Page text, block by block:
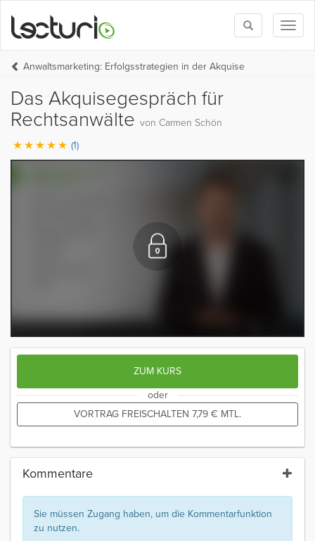
Toggle
search
Anwaltsmarketing: Erfolgsstrategien in der Akquise
Das Akquisegespräch für
Rechtsanwälte von Carmen Schön
(1)
ZUM KURS
oder
VORTRAG FREISCHALTEN 7,79 € MTL.
Kommentare
Sie müssen Zugang haben, um die Kommentarfunktion
zu nutzen.